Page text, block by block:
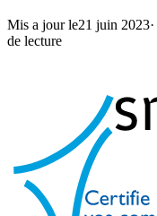
Mis a jour le21 juin 2023·
de lecture